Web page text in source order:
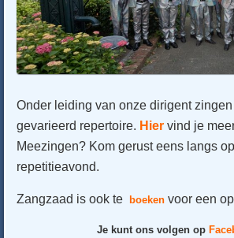
Onder leiding van onze dirigent
gevarieerd repertoire. Hier vind je
Meezingen? Kom gerust eens langs
repetitieavond.
Zangzaad is ook teboeken voor een
Je kunt ons volgen op